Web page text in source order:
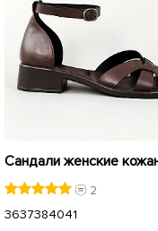
2
3637384041